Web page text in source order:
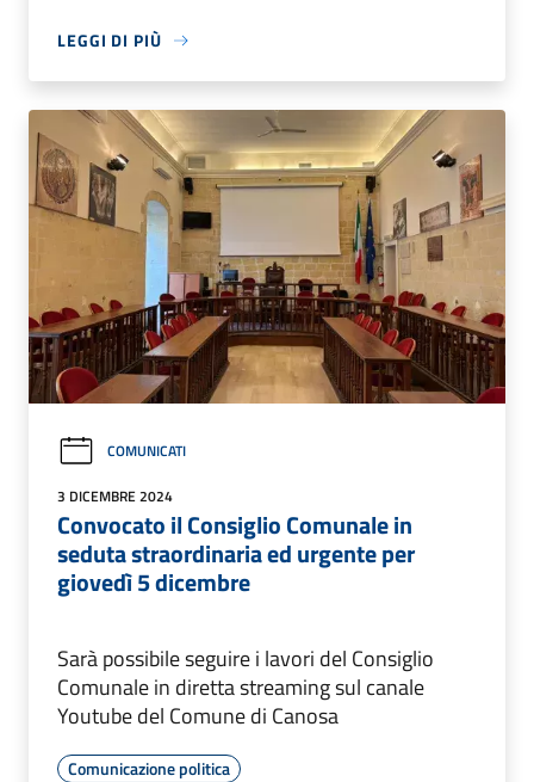
LEGGI DI PIÙ
COMUNICATI
3 DICEMBRE 2024
Convocato il Consiglio Comunale in
seduta straordinaria ed urgente per
giovedì 5 dicembre
Sarà possibile seguire i lavori del Consiglio
Comunale in diretta streaming sul canale
Youtube del Comune di Canosa
Comunicazione politica